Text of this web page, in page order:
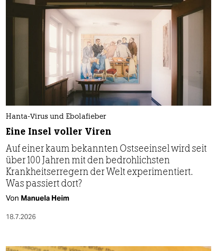
Hanta-Virus und Ebolafieber
Eine Insel voller Viren
Auf einer kaum bekannten Ostseeinsel wird seit
über 100 Jahren mit den bedrohlichsten
Krankheitserregern der Welt experimentiert.
Was passiert dort?
Von Manuela Heim
18.7.2026